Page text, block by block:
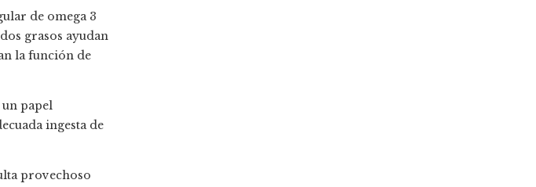
de omega 3
grasos ayudan
la función de
papel
ingesta de
provechoso